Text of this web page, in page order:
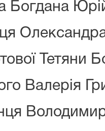
Богдана
Тетяни
Валерія